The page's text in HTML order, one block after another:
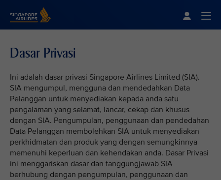
Dasar Privasi
Ini adalah dasar privasi Singapore Airlines Limited (SIA).
SIA mengumpul, mengguna dan mendedahkan Data
Pelanggan untuk menyediakan kepada anda satu
pengalaman yang selamat, lancar, cekap dan khusus
dengan SIA. Pengumpulan, penggunaan dan pendedahan
Data Pelanggan membolehkan SIA untuk menyediakan
perkhidmatan dan produk yang dengan semungkinnya
memenuhi keperluan dan kehendakan anda. Dasar Privasi
ini menggariskan dasar dan tanggungjawab SIA
berhubung dengan pengumpulan, penggunaan dan